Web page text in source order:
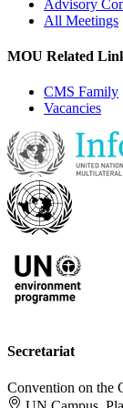
Advisory
All Meetings
MOU Related
CMS Family
Vacancies
Secretariat
Convention on the